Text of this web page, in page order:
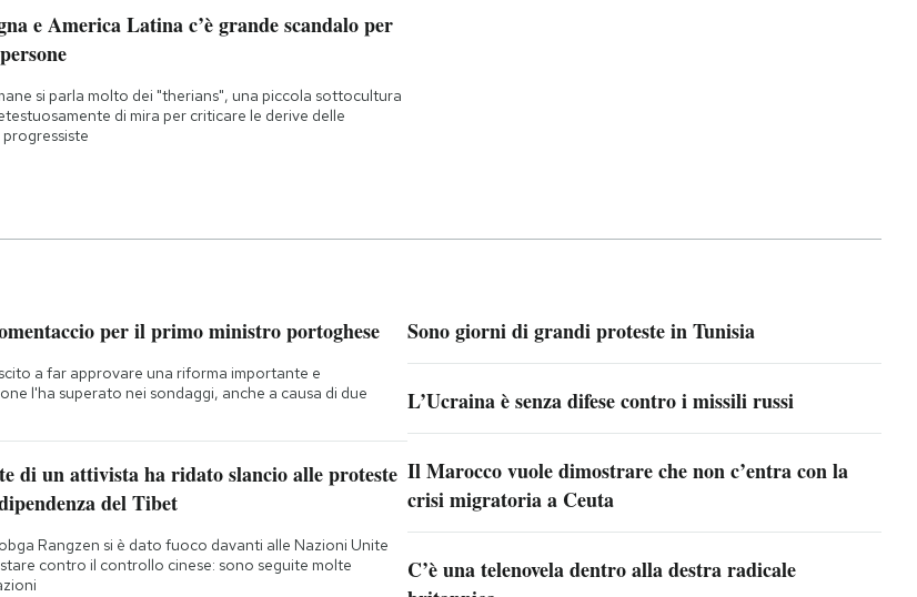
e America Latina c’è grande scandalo per
si parla molto dei "therians", una piccola sottocultura
di mira per criticare le derive delle
per il primo ministro portoghese
a far approvare una riforma importante e
l'ha superato nei sondaggi, anche a causa di due
di un attivista ha ridato slancio alle proteste
del Tibet
Rangzen si è dato fuoco davanti alle Nazioni Unite
contro il controllo cinese: sono seguite molte
Sono giorni di grandi proteste in Tunisia
L’Ucraina è senza difese contro i missili russi
Il Marocco vuole dimostrare che non c’entra con la
crisi migratoria a Ceuta
C’è una telenovela dentro alla destra radicale